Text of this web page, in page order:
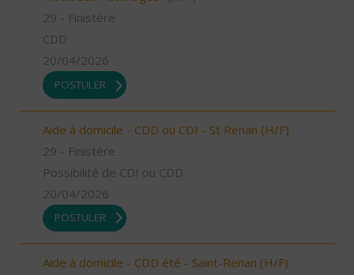
29 - Finistère
CDD
20/04/2026
POSTULER
Aide à domicile - CDD ou CDI - St Renan (H/F)
29 - Finistère
Possibilité de CDI ou CDD
20/04/2026
POSTULER
Aide à domicile - CDD été - Saint-Renan (H/F)